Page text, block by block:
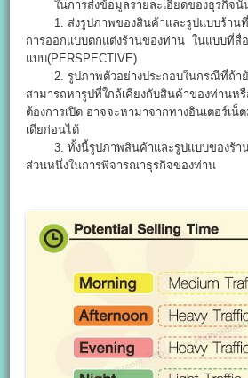
ในการส่งข้อมูลรายละเอียดของธุรกิจนั้
1. ส่งรูปภาพของสินค้าและรูปแบบร้านที่
การออกแบบตกแต่งร้านของท่าน ในแบบที่สื่
แบบ(PERSPECTIVE)
2. รูปภาพตัวอย่างประกอบในกรณีที่ถ้ายั
สามารถหารูปที่ใกล้เคียงกับสินค้าของท่านห
ต้องการเปิด อาจจะหามาจากทางอินเตอร์เน็
เดียก่อนได้
3. ทั้งนี้รูปภาพสินค้าและรูปแบบของร้าน
ส่วนหนึ่งในการพิจารณาธุรกิจของท่าน